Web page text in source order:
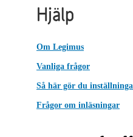
Hjälp
Om Legimus
Vanliga frågor
Så här gör du
Frågor om inläsningar